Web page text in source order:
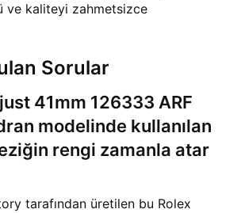
ve kaliteyi zahmetsizce
Sorular
41mm 126333 ARF
modelinde kullanılan
rengi zamanla atar
tarafından üretilen bu Rolex